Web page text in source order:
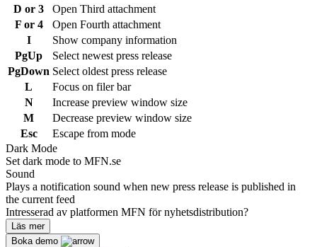
D or 3
Open Third attachment
F or 4
Open Fourth attachment
I
Show company information
PgUp
Select newest press release
PgDown Select oldest press release
L
Focus on filer bar
N
Increase preview window size
M
Decrease preview window size
Esc
Escape from mode
Dark Mode
Set dark mode to MFN.se
Sound
Plays a notification sound when new press release is published in
the current feed
Intresserad av platformen MFN för nyhetsdistribution?
Läs mer
Boka demo